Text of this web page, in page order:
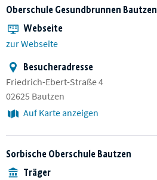
Oberschule Gesundbrunnen Bautzen
Webseite
zur Webseite
Besucheradresse
Friedrich-Ebert-Straße 4
02625 Bautzen
Auf Karte anzeigen
Sorbische Oberschule Bautzen
Träger